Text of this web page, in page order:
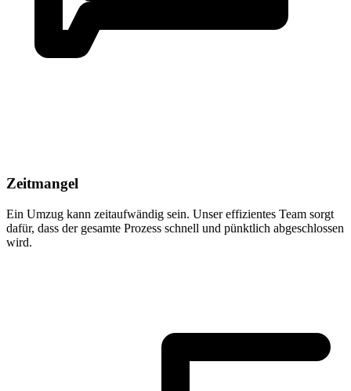
Zeitmangel
Ein Umzug kann zeitaufwändig sein. Unser effizientes Team sorgt
dafür, dass der gesamte Prozess schnell und pünktlich abgeschlossen
wird.